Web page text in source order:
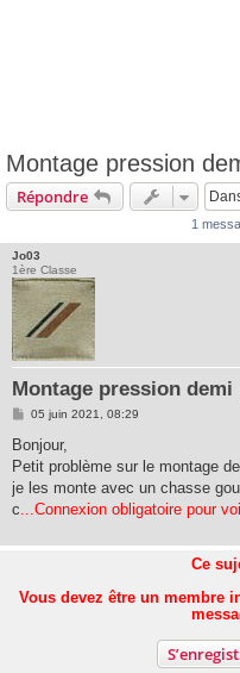
Montage pression
Répondre
1
Jo03
1ère Classe
Montage pression demi
M
s
a
g
05 juin 2021, 08:29
Bonjour,
Petit problème sur le montage
je les monte avec un chasse
c ...Connexion obligatoire pour
Ce
Vous devez être un membre